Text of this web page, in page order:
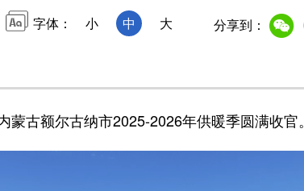
字体： 小 中 大 分享到：
古额尔古纳市2025-2026年供暖季圆满收官。